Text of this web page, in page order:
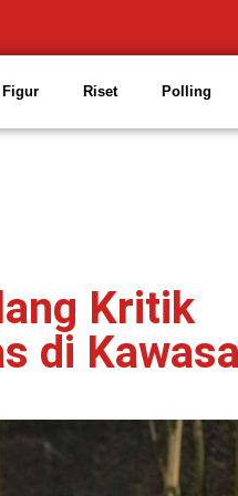
Figur Riset Polling
Kritik
di